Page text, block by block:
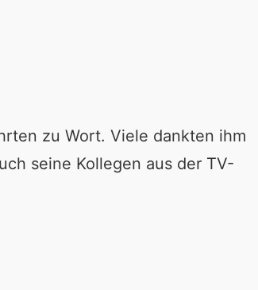
zu Wort. Viele dankten ihm
seine Kollegen aus der TV-